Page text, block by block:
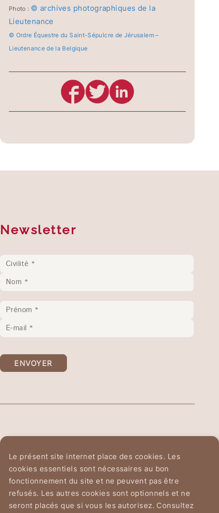
Photo : © archives photographiques de la
Lieutenance
© Ordre Équestre du Saint-Sépulcre de Jérusalem –
Lieutenance de la Belgique
Saint-Sépulcre de Jérusalem
Avenue du Chant d'Oiseau 2
1150 Bruxelles
Newsletter
ENVOYER
Le présent site internet place des cookies. Les
cookies essentiels sont nécessaires au bon
fonctionnement du site et ne peuvent pas être
refusés. Les autres cookies sont optionnels et ne
seront placés que si vous les autorisez. Consultez